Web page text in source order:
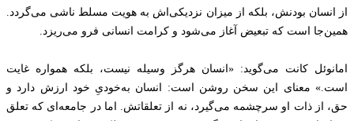
از انسان بودنش، بلکه از میزان نزدیکی‌اش به هویت مسلط ناشی می‌گردد.
همین‌جا است که تبعیض آغاز می‌شود و کرامت انسانی فرو می‌ریزد.
امانوئل کانت می‌گوید: «انسان هرگز وسیله نیست، بلکه همواره غایت
است.» معنای این سخن روشن است: انسان به‌خودیِ خود ارزش دارد و
حق، از ذات او سرچشمه می‌گیرد، نه از تعلقاتش. اما در جامعه‌ای که تعلق